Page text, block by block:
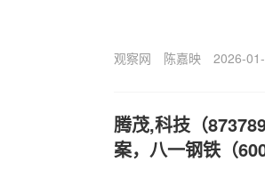
观察网 陈嘉映 2026-
腾茂,科技（
案，八一钢铁（